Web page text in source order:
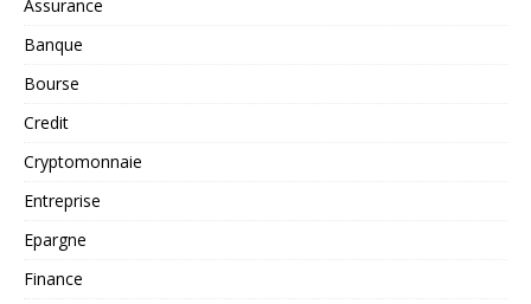
Assurance
Banque
Bourse
Credit
Cryptomonnaie
Entreprise
Epargne
Finance